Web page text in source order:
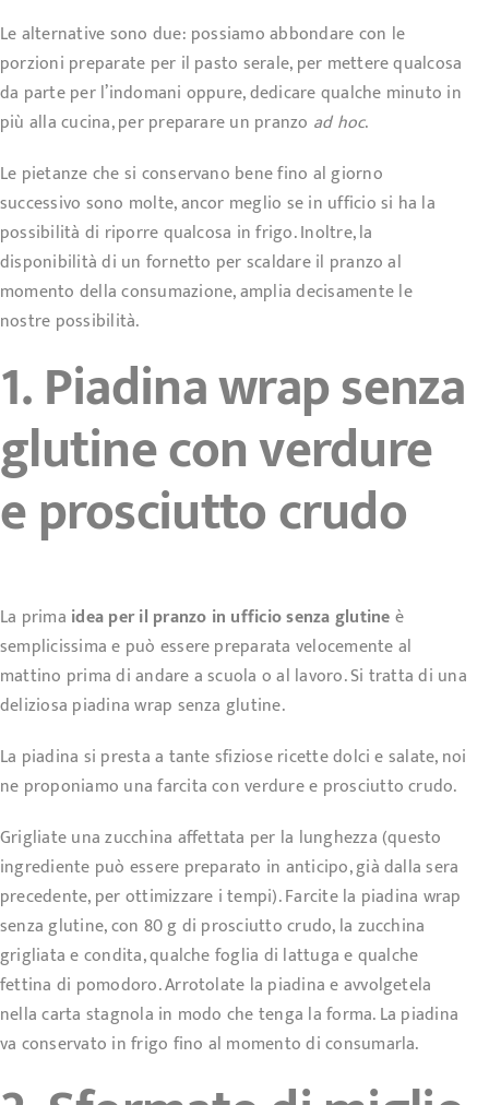
Le alternative sono due: possiamo abbondare con le
porzioni preparate per il pasto serale, per mettere qualcosa
da parte per l’indomani oppure, dedicare qualche minuto in
più alla cucina, per preparare un pranzo ad hoc.
Le pietanze che si conservano bene fino al giorno
successivo sono molte, ancor meglio se in ufficio si ha la
possibilità di riporre qualcosa in frigo. Inoltre, la
disponibilità di un fornetto per scaldare il pranzo al
momento della consumazione, amplia decisamente le
nostre possibilità.
1. Piadina wrap senza
glutine con verdure
e prosciutto crudo
La prima idea per il pranzo in ufficio senza glutineè
semplicissima e può essere preparata velocemente al
mattino prima di andare a scuola o al lavoro. Si tratta di una
deliziosa piadinawrap senza glutine.
La piadina si presta a tante sfiziose ricette dolci e salate, noi
ne proponiamo una farcita con verdure e prosciutto crudo.
Grigliate una zucchina affettata per la lunghezza (questo
ingrediente può essere preparato in anticipo, già dalla sera
precedente, per ottimizzare i tempi). Farcite la piadina wrap
senza glutine, con 80 g di prosciutto crudo, la zucchina
grigliata e condita, qualche foglia di lattuga e qualche
fettina di pomodoro. Arrotolate la piadina e avvolgetela
nella carta stagnola in modo che tenga la forma. La piadina
va conservato in frigo fino al momento di consumarla.